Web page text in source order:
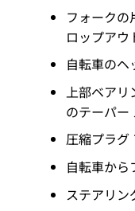
フォーク
ロップアウ
自転車のヘ
上部ベアリ
のテーパー
圧縮プラグ
自転車から
ステアリン